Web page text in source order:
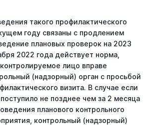
такого профилактического
году связаны с продлением
плановых проверок на 2023
2022 года действует норма,
лицо вправе
(надзорный) орган с просьбой
визита. В случае если
не позднее чем за 2 месяца
планового контрольного
контрольный (надзорный)